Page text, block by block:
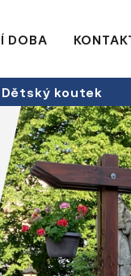
DOBA
Dětský koutek